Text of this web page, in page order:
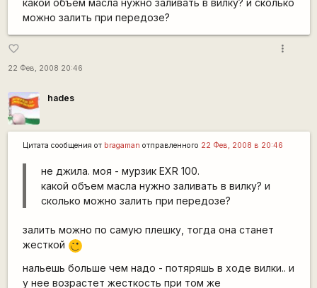
какой объем масла нужно заливать в вилку? и сколько
можно залить при передозе?
favorite_border
22 Фев, 2008 20:46
more_vert
hades
Цитата сообщения от bragaman отправленного 22 Фев, 2008 в 20:46
не джила. моя - мурзик EXR 100.
какой объем масла нужно заливать в вилку? и
сколько можно залить при передозе?
залить можно по самую плешку, тогда она станет
жесткой
;)
нальешь больше чем надо - потяряшь в ходе вилки.. и
у нее возрастет жесткость при том же